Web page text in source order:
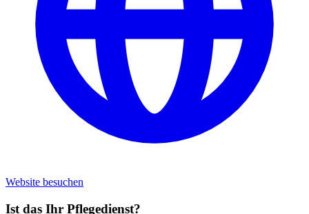
Website besuchen
Ist das Ihr Pflegedienst?